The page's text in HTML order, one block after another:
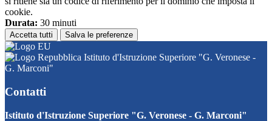
cookie.
Durata: 30 minuti
Accetta tutti Salva le preferenze
Istituto d'Istruzione Superiore "G. Veronese -
G. Marconi"
Contatti
Istituto d'Istruzione Superiore "G. Veronese - G. Marconi"